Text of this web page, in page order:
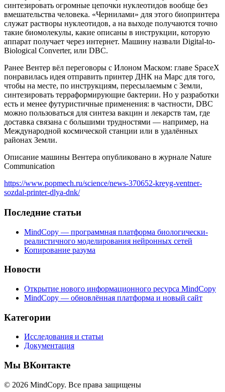
синтезировать огромные цепочки нуклеотидов вообще без
вмешательства человека. «Чернилами» для этого биопринтера
служат растворы нуклеотидов, а на выходе получаются точно
такие биомолекулы, какие описаны в инструкции, которую
аппарат получает через интернет. Машину назвали Digital-to-
Biological Converter, или DBC.
Ранее Вентер вёл переговоры с Илоном Маском: главе SpaceX
понравилась идея отправить принтер ДНК на Марс для того,
чтобы на месте, по инструкциям, пересылаемым с Земли,
синтезировать терраформирующие бактерии. Но у разработки
есть и менее футуристичные применения: в частности, DBC
можно пользоваться для синтеза вакцин и лекарств там, где
доставка связана с большими трудностями — например, на
Международной космической станции или в удалённых
районах Земли.
Описание машины Вентера опубликовано в журнале Nature
Communication
https://www.popmech.ru/science/news-370652-kreyg-ventner-
sozdal-printer-dlya-dnk/
Последние статьи
MindCopy — программная платформа биологически-
реалистичного моделирования нейронных сетей
Копирование разума
Новости
Открытие нового информационного ресурса MindCopy
MindCopy — обновлённая платформа и новый сайт
Категории
Исследования и статьи
Документация
Мы ВКонтакте
© 2026 MindCopy. Все права защищены